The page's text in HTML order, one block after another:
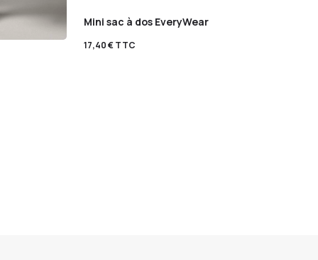
Mini sac à dos EveryWear
17,40€TTC